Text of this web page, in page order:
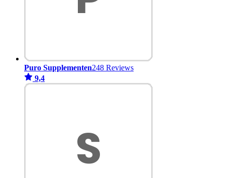
Puro Supplementen248 Reviews
9,4